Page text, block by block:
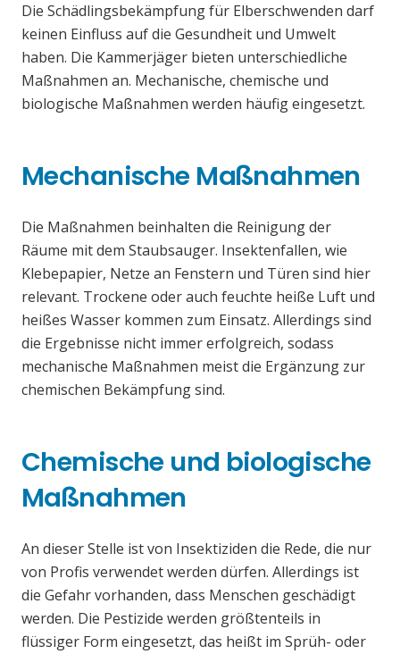
Die Schädlingsbekämpfung für Elberschwenden darf
keinen Einfluss auf die Gesundheit und Umwelt
haben. Die Kammerjäger bieten unterschiedliche
Maßnahmen an. Mechanische, chemische und
biologische Maßnahmen werden häufig eingesetzt.
Mechanische Maßnahmen
Die Maßnahmen beinhalten die Reinigung der
Räume mit dem Staubsauger. Insektenfallen, wie
Klebepapier, Netze an Fenstern und Türen sind hier
relevant. Trockene oder auch feuchte heiße Luft und
heißes Wasser kommen zum Einsatz. Allerdings sind
die Ergebnisse nicht immer erfolgreich, sodass
mechanische Maßnahmen meist die Ergänzung zur
chemischen Bekämpfung sind.
Chemische und biologische
Maßnahmen
An dieser Stelle ist von Insektiziden die Rede, die nur
von Profis verwendet werden dürfen. Allerdings ist
die Gefahr vorhanden, dass Menschen geschädigt
werden. Die Pestizide werden größtenteils in
flüssiger Form eingesetzt, das heißt im Sprüh- oder